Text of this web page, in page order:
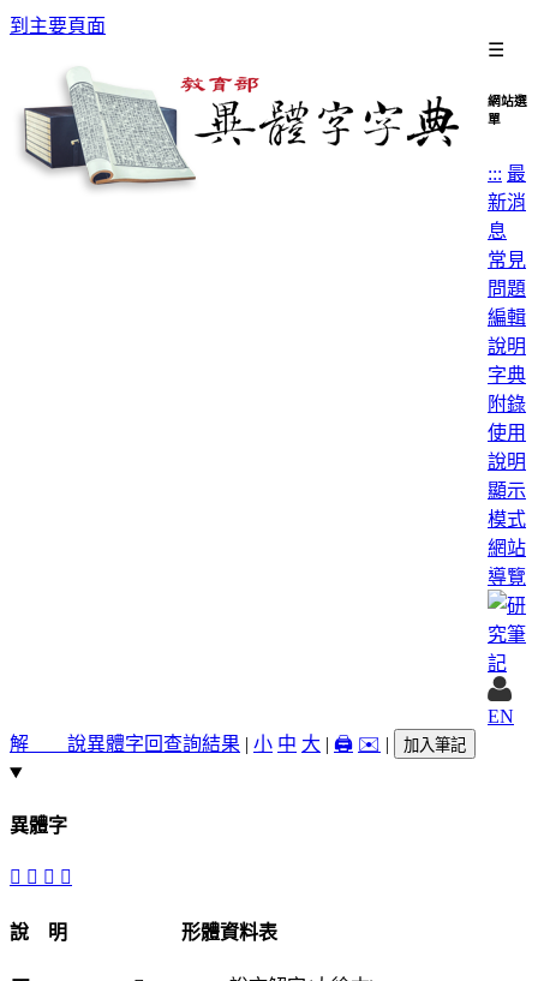
到主要頁面
☰
網站選
單
::: 最
新消
息
常見
問題
編輯
說明
字典
附錄
使用
說明
顯示
模式
網站
導覽
EN
解 說異體字回查詢結果 | 小 中 大 | 🖨️ ✉️ | 加入筆記
異體字
󺁅 𢉫 󺁄 𣐺
說 明 形體資料表